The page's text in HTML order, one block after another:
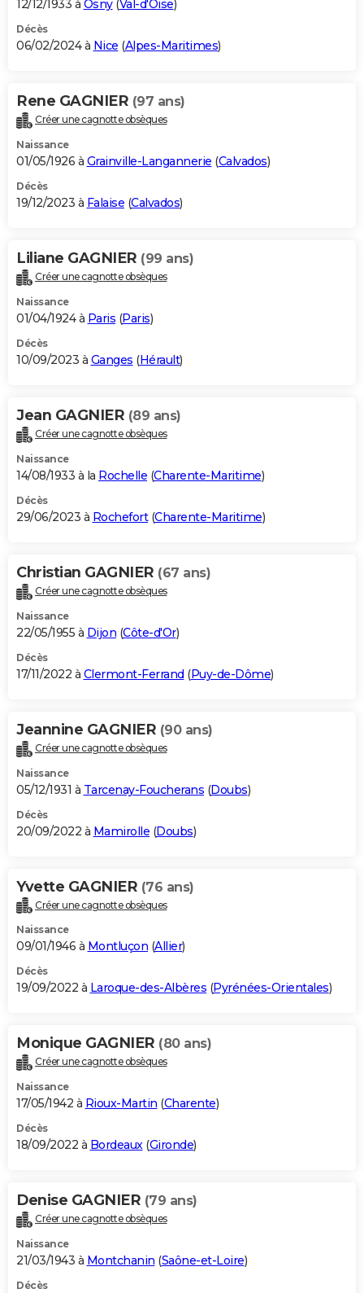
12/12/1933 à Osny(Val-d'Oise)
Décès
06/02/2024 à Nice (Alpes-Maritimes)
Rene GAGNIER (97 ans)
Créer une cagnotte obsèques
Naissance
01/05/1926 à Grainville-Langannerie (Calvados)
Décès
19/12/2023 à Falaise (Calvados)
Liliane GAGNIER (99 ans)
Créer une cagnotte obsèques
Naissance
01/04/1924 à Paris (Paris)
Décès
10/09/2023 à Ganges (Hérault)
Jean GAGNIER (89 ans)
Créer une cagnotte obsèques
Naissance
14/08/1933 à la Rochelle (Charente-Maritime)
Décès
29/06/2023 à Rochefort(Charente-Maritime)
Christian GAGNIER (67 ans)
Créer une cagnotte obsèques
Naissance
22/05/1955 à Dijon (Côte-d'Or)
Décès
17/11/2022 à Clermont-Ferrand (Puy-de-Dôme)
Jeannine GAGNIER (90 ans)
Créer une cagnotte obsèques
Naissance
05/12/1931 à Tarcenay-Foucherans (Doubs)
Décès
20/09/2022 à Mamirolle (Doubs)
Yvette GAGNIER (76 ans)
Créer une cagnotte obsèques
Naissance
09/01/1946 à Montluçon (Allier)
Décès
19/09/2022 à Laroque-des-Albères (Pyrénées-Orientales)
Monique GAGNIER (80 ans)
Créer une cagnotte obsèques
Naissance
17/05/1942 à Rioux-Martin (Charente)
Décès
18/09/2022 à Bordeaux(Gironde)
Denise GAGNIER (79 ans)
Créer une cagnotte obsèques
Naissance
21/03/1943 à Montchanin (Saône-et-Loire)
Décès